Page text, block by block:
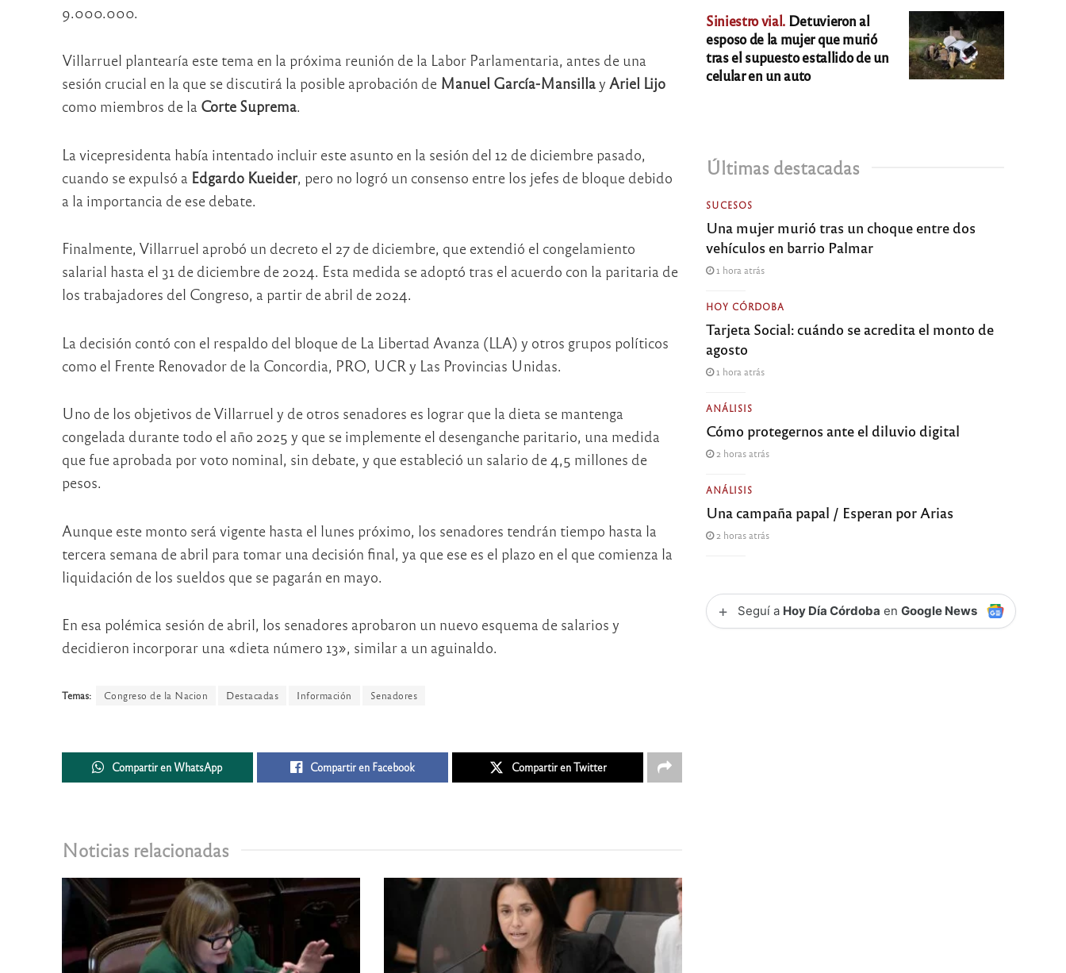
9.000.000.
Villarruel plantearía este tema en la próxima reunión de la Labor Parlamentaria, antes de una
sesión crucial en la que se discutirá la posible aprobación de Manuel García-Mansillay Ariel Lijo
como miembros de la Corte Suprema.
La vicepresidenta había intentado incluir este asunto en la sesión del 12 de diciembre pasado,
cuando se expulsó a Edgardo Kueider, pero no logró un consenso entre los jefes de bloque debido
a la importancia de ese debate.
Finalmente, Villarruel aprobó un decreto el 27 de diciembre, que extendió el congelamiento
salarial hasta el 31 de diciembre de 2024. Esta medida se adoptó tras el acuerdo con la paritaria de
los trabajadores del Congreso, a partir de abril de 2024.
La decisión contó con el respaldo del bloque de La Libertad Avanza (LLA) y otros grupos políticos
como el Frente Renovador de la Concordia, PRO, UCR y Las Provincias Unidas.
Uno de los objetivos de Villarruel y de otros senadores es lograr que la dieta se mantenga
congelada durante todo el año 2025 y que se implemente el desenganche paritario, una medida
que fue aprobada por voto nominal, sin debate, y que estableció un salario de 4,5 millones de
pesos.
Aunque este monto será vigente hasta el lunes próximo, los senadores tendrán tiempo hasta la
tercera semana de abril para tomar una decisión final, ya que ese es el plazo en el que comienza la
liquidación de los sueldos que se pagarán en mayo.
En esa polémica sesión de abril, los senadores aprobaron un nuevo esquema de salarios y
decidieron incorporar una «dieta número 13», similar a un aguinaldo.
Temas: Congreso de la Nacion Destacadas Información Senadores
Compartir en WhatsApp Compartir en Facebook Compartir en Twitter
Noticias relacionadas
Siniestro vial. Detuvieron al
esposo de la mujer que murió
tras el supuesto estallido de un
celular en un auto
Últimas destacadas
SUCESOS
Una mujer murió tras un choque entre dos
vehículos en barrio Palmar
1 hora atrás
HOY CÓRDOBA
Tarjeta Social: cuándo se acredita el monto de
agosto
1 hora atrás
ANÁLISIS
Cómo protegernos ante el diluvio digital
2 horas atrás
ANÁLISIS
Una campaña papal / Esperan por Arias
2 horas atrás
+ Seguí a Hoy Día Córdoba enGoogle News